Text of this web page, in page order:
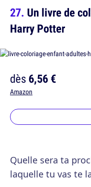
Un livre de
Harry Potter
dès6,56 €
Amazon
Quelle sera ta
laquelle tu vas te